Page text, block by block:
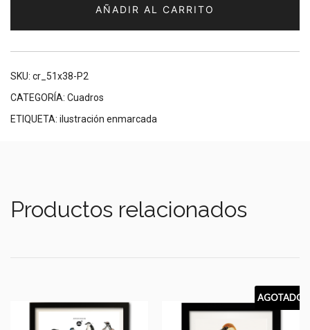
(II)
enmarcada
51x38cm
AÑADIR AL CARRITO
SKU: cr_51x38-P2
CATEGORÍA: Cuadros
ETIQUETA: ilustración enmarcada
Productos relacionados
AGOTADO